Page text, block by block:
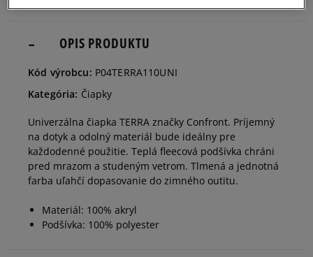
OPIS PRODUKTU
Kód výrobcu: P04TERRA110UNI
Kategória: Čiapky
Univerzálna čiapka TERRA značky Confront. Príjemný
na dotyk a odolný materiál bude ideálny pre
každodenné použitie. Teplá fleecová podšívka chráni
pred mrazom a studeným vetrom. Tlmená a jednotná
farba uľahčí dopasovanie do zimného outitu.
Materiál: 100% akryl
Podšívka: 100% polyester